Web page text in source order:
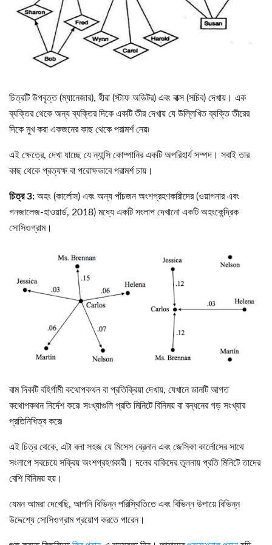
চিত্রটি উপবৃত্ত (ম্যানেজার), হীরা (স্টাফ অডিটর) এবং বাক্স (সচিব) দেখায়। এক
ব্যক্তির থেকে অন্য ব্যক্তির দিকে একটি তীর দেখায় যে উল্লিখিত ব্যক্তি তীরের
দিকে মুখ করা একজনের কাছ থেকে পরামর্শ নেয়৷
এই ক্ষেত্রে, দেখা যাচ্ছে যে ন্যান্সি কোম্পানির একটি অপরিহার্য সম্পদ। সবাই তার
কাছ থেকে প্রত্যক্ষ বা পরোক্ষভাবে পরামর্শ চায়।
চিত্র 3: অহং (কার্লোস) এবং অন্য পাঁচজন অংশগ্রহণকারীদের (ওয়াগনার এবং
গনজালেজ-হাওয়ার্ড, 2018) মধ্যে একটি সংলাপ দেখানো একটি অহংকেন্দ্রিক
সোসিওগ্রাম।
বাম দিকটি বহির্গামী কথোপকথন বা প্রতিক্রিয়া দেখায়, যেখানে ডানটি আগত
কথোপকথন নির্দেশ করে৷ সংখ্যাগুলি প্রতি মিনিটে বিনিময় বা বন্ধনের গড় সংখ্যার
প্রতিনিধিত্ব করে৷
এই চিত্র থেকে, এটা বলা সহজ যে মিসেস ব্রেনান এবং জেসিকা কার্লোসের সাথে
সংলাপে সবচেয়ে সক্রিয় অংশগ্রহণকারী। দলের বাকিদের তুলনায় প্রতি মিনিটে তাদের
বেশি বিনিময় হয়।
যেমন আমরা দেখেছি, আপনি বিভিন্ন পরিস্থিতিতে এবং বিভিন্ন উপায়ে বিভিন্ন
উদ্দেশ্যে সোসিওগ্রাম প্রয়োগ করতে পারেন।